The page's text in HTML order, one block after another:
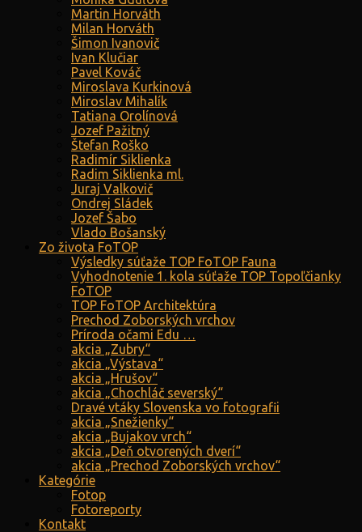
Martin Horváth
Milan Horváth
Šimon Ivanovič
Ivan Klučiar
Pavel Kováč
Miroslava Kurkinová
Miroslav Mihalík
Tatiana Orolínová
Jozef Pažitný
Štefan Roško
Radimír Siklienka
Radim Siklienka ml.
Juraj Valkovič
Ondrej Sládek
Jozef Šabo
Vlado Bošanský
Zo života FoTOP
Výsledky súťaže TOP FoTOP Fauna
Vyhodnotenie 1. kola súťaže TOP Topoľčianky
FoTOP
TOP FoTOP Architektúra
Prechod Zoborských vrchov
Príroda očami Edu …
akcia „Zubry“
akcia „Výstava“
akcia „Hrušov“
akcia „Chochláč severský“
Dravé vtáky Slovenska vo fotografii
akcia „Snežienky“
akcia „Bujakov vrch“
akcia „Deň otvorených dverí“
akcia „Prechod Zoborských vrchov“
Kategórie
Fotop
Fotoreporty
Kontakt